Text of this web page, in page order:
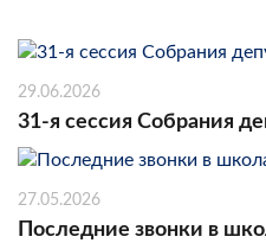
29.06.2026
31-я сессия Собрания
27.05.2026
Последние звонки в